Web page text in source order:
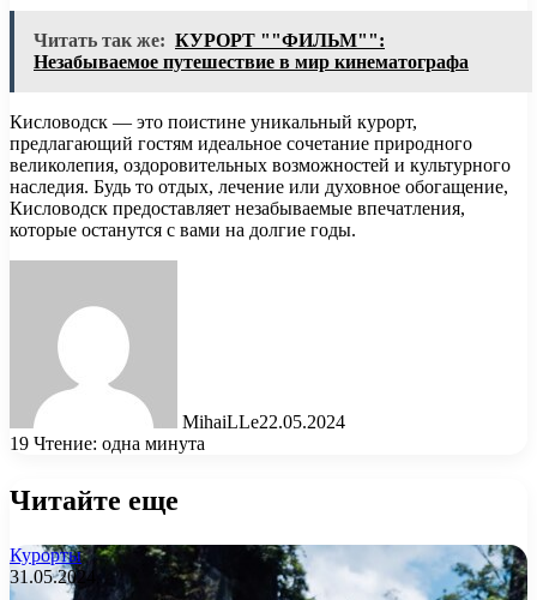
Читать так же: КУРОРТ ""ФИЛЬМ"":
Незабываемое путешествие в мир кинематографа
Кисловодск — это поистине уникальный курорт,
предлагающий гостям идеальное сочетание природного
великолепия, оздоровительных возможностей и культурного
наследия. Будь то отдых, лечение или духовное обогащение,
Кисловодск предоставляет незабываемые впечатления,
которые останутся с вами на долгие годы.
MihaiLLe22.05.2024
19 Чтение: одна минута
Читайте еще
Курорты
31.05.2024